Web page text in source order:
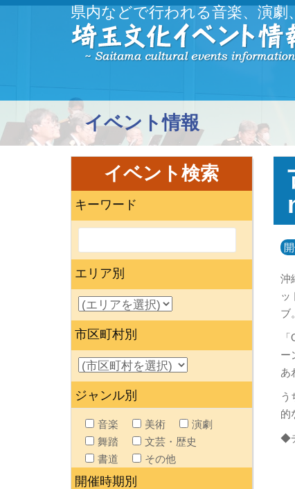
県内などで行われる音楽、演
イベント情報
沖
ッ
ブ。
ー
あ
う
的
◆
イベント検索
キーワード
エリア別
市区町村別
ジャンル別
音楽 美術
演劇
舞踏
文芸・歴史
書道
その他
開催時期別